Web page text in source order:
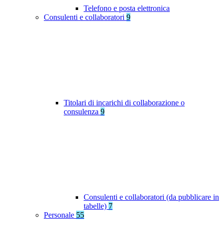
Telefono e posta elettronica
Consulenti e collaboratori 9
Titolari di incarichi di collaborazione o
consulenza 9
Consulenti e collaboratori (da pubblicare in
tabelle) 7
Personale 55